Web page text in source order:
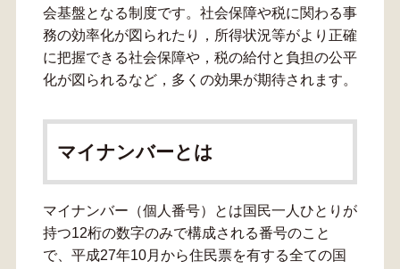
会基盤となる制度です。社会保障や税に関わる事
務の効率化が図られたり，所得状況等がより正確
に把握できる社会保障や，税の給付と負担の公平
化が図られるなど，多くの効果が期待されます。
マイナンバーとは
マイナンバー（個人番号）とは国民一人ひとりが
持つ12桁の数字のみで構成される番号のこと
で、平成27年10月から住民票を有する全ての国